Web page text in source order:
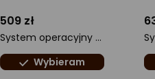
509 zł
System operacyjny Microsoft Windows 11 Home PL 64 bit OEM (KW9-00648)
Wybieram